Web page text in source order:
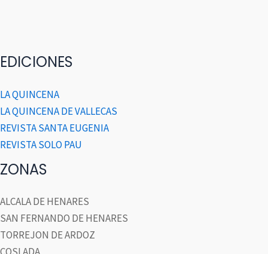
EDICIONES
LA QUINCENA
LA QUINCENA DE VALLECAS
REVISTA SANTA EUGENIA
REVISTA SOLO PAU
ZONAS
ALCALA DE HENARES
SAN FERNANDO DE HENARES
TORREJON DE ARDOZ